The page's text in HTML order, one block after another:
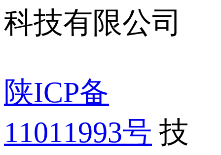
科技有限公司
陕ICP备
11011993号 技